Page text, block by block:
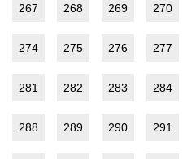
267 268 269 270
274 275 276 277
281 282 283 284
288 289 290 291